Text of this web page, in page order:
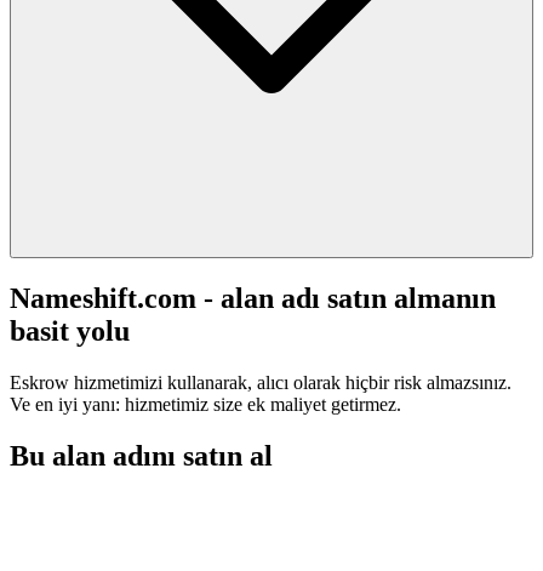
Nameshift.com - alan adı satın almanın
basit yolu
Eskrow hizmetimizi kullanarak, alıcı olarak hiçbir risk almazsınız.
Ve en iyi yanı: hizmetimiz size ek maliyet getirmez.
Bu alan adını satın al